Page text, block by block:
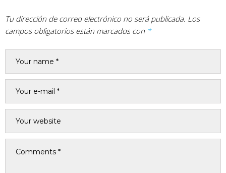
Tu dirección de correo electrónico no será publicada. Los
campos obligatorios están marcados con *